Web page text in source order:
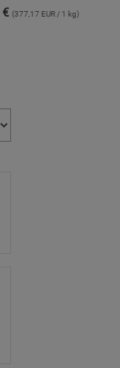
€ (377,17 EUR / 1 kg)